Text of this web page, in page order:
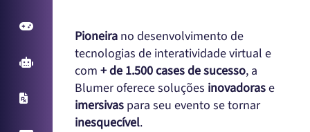
Games
Arcade Games
Pioneira no desenvolvimento de
tecnologias de interatividade virtual e
com + de 1.500 cases de sucesso, a
Blumer oferece soluções inovadorase
imersivas para seu evento se tornar
inesquecível.